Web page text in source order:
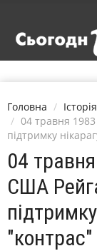
Головна
Історія
04 травня
підтримку
04
США
"контрас"